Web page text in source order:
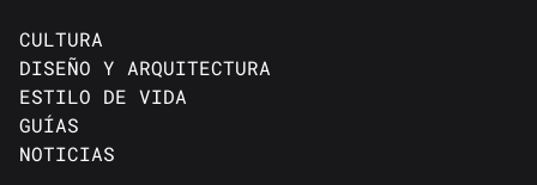
CULTURA
DISEÑO Y ARQUITECTURA
ESTILO DE VIDA
GUÍAS
NOTICIAS